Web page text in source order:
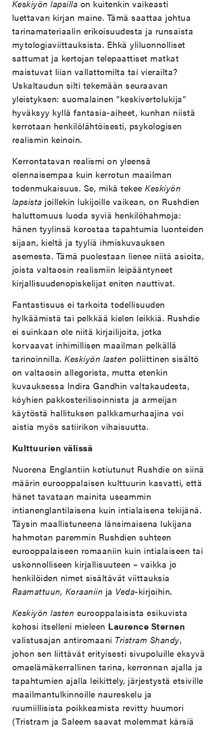
Keskiyön lapsilla on kuitenkin vaikeasti
luettavan kirjan maine. Tämä saattaa johtua
tarinamateriaalin erikoisuudesta ja runsaista
mytologiaviittauksista. Ehkä yliluonnolliset
sattumat ja kertojan telepaattiset matkat
maistuvat liian vallattomilta tai vierailta?
Uskaltaudun silti tekemään seuraavan
yleistyksen: suomalainen ”keskivertolukija”
hyväksyy kyllä fantasia-aiheet, kunhan niistä
kerrotaan henkilölähtöisesti, psykologisen
realismin keinoin.
Kerrontatavan realismi on yleensä
olennaisempaa kuin kerrotun maailman
todenmukaisuus. Se, mikä tekeeKeskiyön
lapsista joillekin lukijoille vaikean, on Rushdien
haluttomuus luoda syviä henkilöhahmoja:
hänen tyylinsä korostaa tapahtumia luonteiden
sijaan, kieltä ja tyyliä ihmiskuvauksen
asemesta. Tämä puolestaan lienee niitä asioita,
joista valtaosin realismiin leipääntyneet
kirjallisuudenopiskelijat eniten nauttivat.
Fantastisuus ei tarkoita todellisuuden
hylkäämistä tai pelkkää kielen leikkiä. Rushdie
ei suinkaan ole niitä kirjailijoita, jotka
korvaavat inhimillisen maailman pelkällä
tarinoinnilla.Keskiyön lasten poliittinen sisältö
on valtaosin allegorista, mutta etenkin
kuvauksessa Indira Gandhin valtakaudesta,
köyhien pakkosterilisoinnista ja armeijan
käytöstä hallituksen palkkamurhaajina voi
aistia myös satiirikon vihaisuutta.
Kulttuurien välissä
Nuorena Englantiin kotiutunut Rushdie on siinä
määrin eurooppalaisen kulttuurin kasvatti, että
hänet tavataan mainita useammin
intianenglantilaisena kuin intialaisena tekijänä.
Täysin maallistuneena länsimaisena lukijana
hahmotan paremmin Rushdien suhteen
eurooppalaiseen romaaniin kuin intialaiseen tai
uskonnolliseen kirjallisuuteen – vaikka jo
henkilöiden nimet sisältävät viittauksia
Raamattuun, Koraaniin ja Veda-kirjoihin.
Keskiyön lasten eurooppalaisista esikuvista
kohosi itselleni mieleen Laurence Sternen
valistusajan antiromaani Tristram Shandy,
johon sen liittävät erityisesti sivupoluille eksyvä
omaelämäkerrallinen tarina, kerronnan ajalla ja
tapahtumien ajalla leikittely, järjestystä etsiville
maailmantulkinnoille naureskelu ja
ruumiillisista poikkeamista revitty huumori
(Tristram ja Saleem saavat molemmat kärsiä